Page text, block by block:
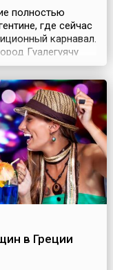
полностью
где сейчас
карнавал.
Гуалегуячу
карнавал —
в течение
— Карнавал
в Греции